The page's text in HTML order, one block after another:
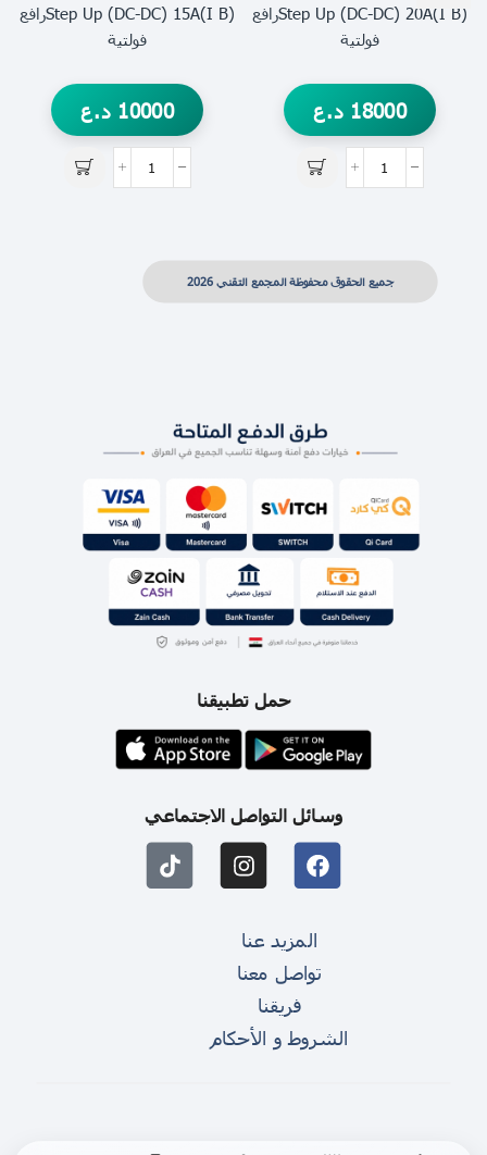
(I B)step Up (DC-DC) 20Aرافع
فولتية
18000 د.ع
(I B)step Up (DC-DC) 15Aرافع
فولتية
10000 د.ع
جميع الحقوق محفوظة المجمع التقني 2026
حمل تطبيقنا
وسائل التواصل الاجتماعي
المزيد عنا
تواصل معنا
فريقنا
الشروط و الأحكام